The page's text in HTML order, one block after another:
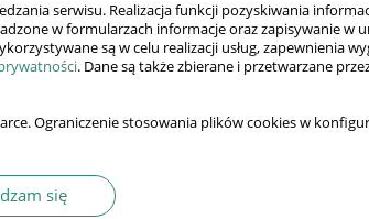
serwisu. Realizacja funkcji pozyskiwania
w formularzach informacje oraz zapisywanie w
są w celu realizacji usług, zapewnienia
. Dane są także zbierane i przetwarzane
Ograniczenie stosowania plików cookies w
się